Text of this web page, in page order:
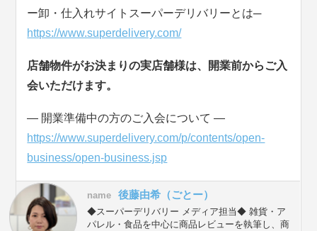
ー卸・仕入れサイトスーパーデリバリーとは─
https://www.superdelivery.com/
店舗物件がお決まりの実店舗様は、開業前からご入
会いただけます。
― 開業準備中の方のご入会について ―
https://www.superdelivery.com/p/contents/open-
business/open-business.jsp
name 後藤由希（ごとー）
◆スーパーデリバリー メディア担当◆ 雑貨・ア
パレル・食品を中心に商品レビューを執筆し、商